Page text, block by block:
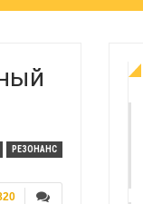
РЕЗОНАНС